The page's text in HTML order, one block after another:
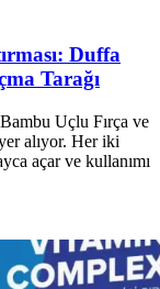
Duffa
Tarağı
Uçlu Fırça ve
alıyor. Her iki
açar ve kullanımı